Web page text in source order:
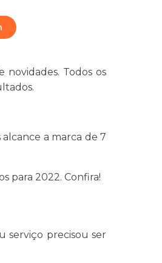
Todos os
a marca de 7
para 2022. Confira!
serviço precisou ser